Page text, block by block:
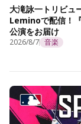
大滝詠一トリビュ
Leminoで配信！
公演をお届け
2026/8/7 音楽